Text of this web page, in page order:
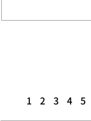
1 2 3 4 5